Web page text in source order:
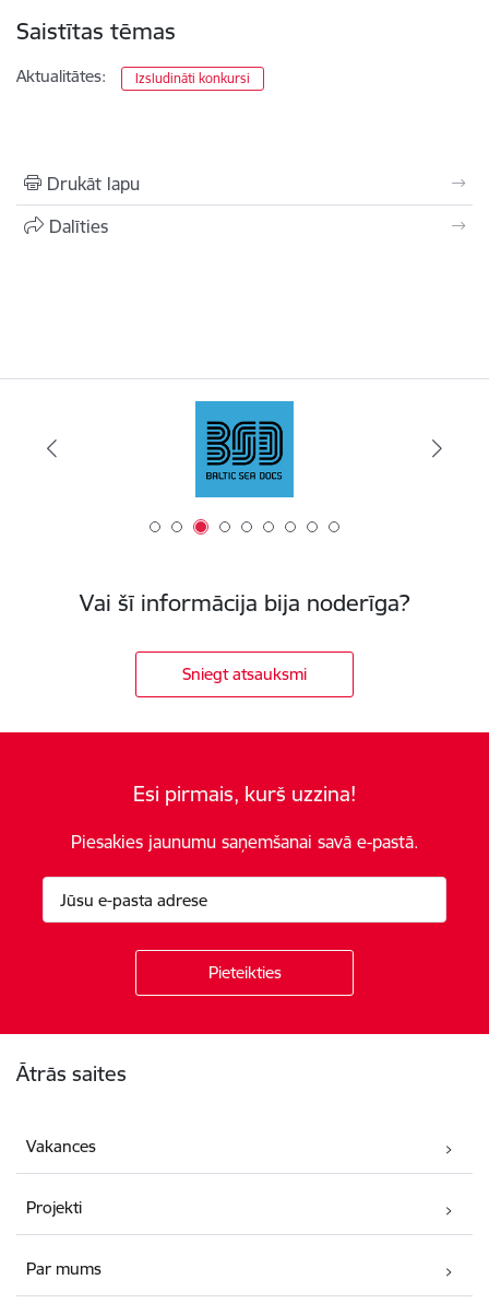
Saistītas tēmas
Aktualitātes: Izsludināti konkursi
Drukāt lapu
Dalīties
Vai šī informācija bija noderīga?
Sniegt atsauksmi
Esi pirmais, kurš uzzina!
Piesakies jaunumu saņemšanai savā e-pastā.
Ātrās saites
Vakances
Projekti
Par mums